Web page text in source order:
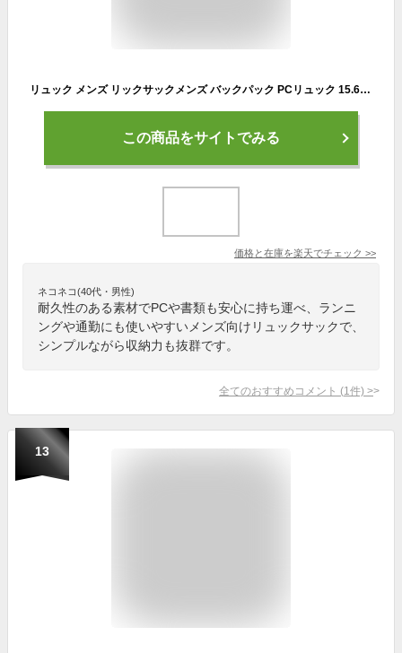
リュック メンズ リックサックメンズ バックパック PCリュック 15.6インチ USBポート 軽量 撥水 大容量 カジュアル おしゃれ 通勤 通学 出張 旅行 学生
この商品をサイトでみる
価格と在庫を楽天でチェック >>
ネコネコ(40代・男性)
耐久性のある素材でPCや書類も安心に持ち運べ、ランニ
ングや通勤にも使いやすいメンズ向けリュックサックで、
シンプルながら収納力も抜群です。
全てのおすすめコメント (1 件) >
13